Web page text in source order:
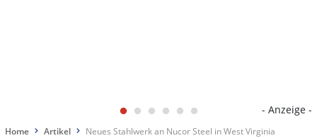
- Anzeige -
Home Artikel Neues Stahlwerk an Nucor Steel in West Virginia